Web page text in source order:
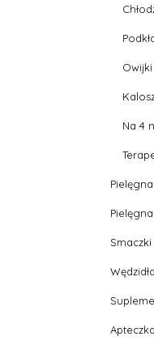
Owijki
Na 4
Smaczki
Wędzidła
Apteczka